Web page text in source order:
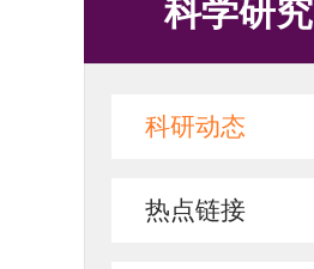
科学研究
科研动态
热点链接